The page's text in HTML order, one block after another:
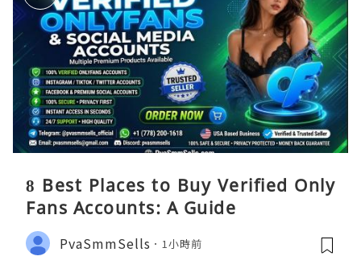
8 Best Places to Buy Verified Only
Fans Accounts: A Guide
PvaSmmSells 1小時前